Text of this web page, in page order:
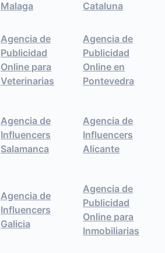
Malaga
Cataluna
Agencia de
Publicidad
Online para
Veterinarias
Agencia de
Publicidad
Online en
Pontevedra
Agencia de
Influencers
Salamanca
Agencia de
Influencers
Alicante
Agencia de
Influencers
Galicia
Agencia de
Publicidad
Online para
Inmobiliarias